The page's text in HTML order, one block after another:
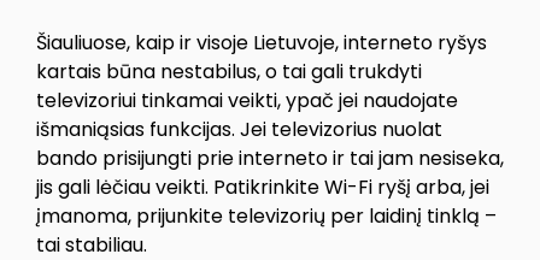
Šiauliuose, kaip ir visoje Lietuvoje, interneto ryšys
kartais būna nestabilus, o tai gali trukdyti
televizoriui tinkamai veikti, ypač jei naudojate
išmaniąsias funkcijas. Jei televizorius nuolat
bando prisijungti prie interneto ir tai jam nesiseka,
jis gali lėčiau veikti. Patikrinkite Wi-Fi ryšį arba, jei
įmanoma, prijunkite televizorių per laidinį tinklą –
tai stabiliau.